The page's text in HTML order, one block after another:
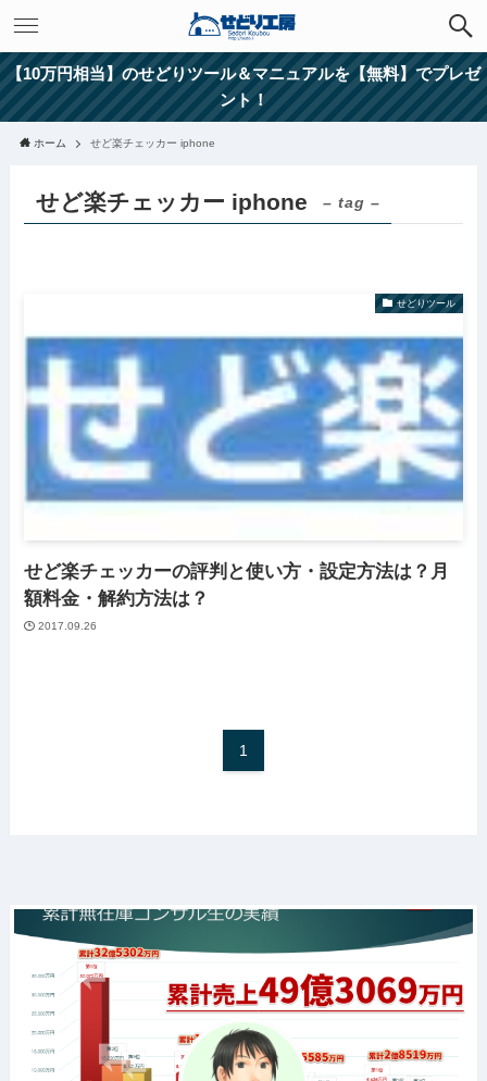
【10万円相当】のせどりツール＆マニュアルを【無料】でプレゼ
ント！
ホーム せど楽チェッカー iphone
せど楽チェッカー iphone – tag –
せどりツール
せど楽チェッカーの評判と使い方・設定方法は？月
額料金・解約方法は？
2017.09.26
1